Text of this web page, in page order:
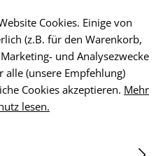
WOVEN
PATCH
Cookies. Einige von
(z.B. für den Warenkorb,
und Analysezwecke
alle (unsere Empfehlung)
Cookies akzeptieren. Mehr
lesen.